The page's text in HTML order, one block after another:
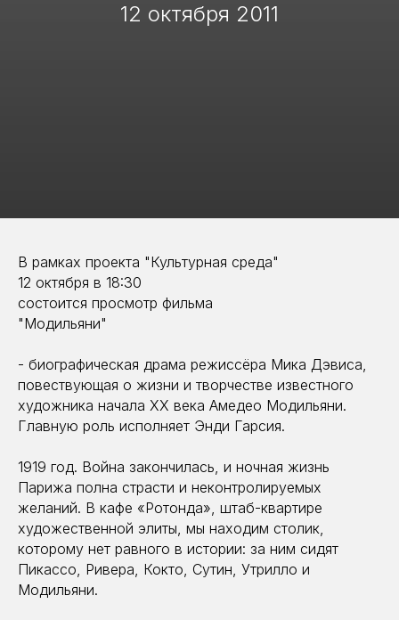
12 октября 2011
В рамках проекта "Культурная среда"
12 октября в 18:30
состоится просмотр фильма
"Модильяни"
- биографическая драма режиссёра Мика Дэвиса,
повествующая о жизни и творчестве известного
художника начала XX века Амедео Модильяни.
Главную роль исполняет Энди Гарсия.
1919 год. Война закончилась, и ночная жизнь
Парижа полна страсти и неконтролируемых
желаний. В кафе «Ротонда», штаб-квартире
художественной элиты, мы находим столик,
которому нет равного в истории: за ним сидят
Пикассо, Ривера, Кокто, Сутин, Утрилло и
Модильяни.